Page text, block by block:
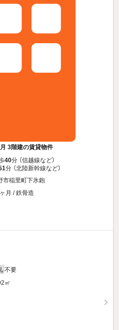
3階建の賃貸物件
40分 （信越線など）
分 （北陸新幹線など）
市稲里町下氷鉋
月 / 鉄骨造
不要
㎡